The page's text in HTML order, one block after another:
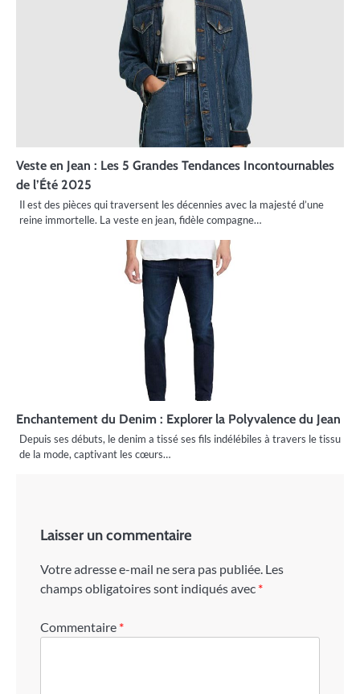
Veste en Jean : Les 5 Grandes Tendances Incontournables
de l’Été 2025
Il est des pièces qui traversent les décennies avec la majesté d’une
reine immortelle. La veste en jean, fidèle compagne…
Enchantement du Denim : Explorer la Polyvalence du Jean
Depuis ses débuts, le denim a tissé ses fils indélébiles à travers le tissu
de la mode, captivant les cœurs…
Laisser un commentaire
Votre adresse e-mail ne sera pas publiée. Les
champs obligatoires sont indiqués avec *
Commentaire *